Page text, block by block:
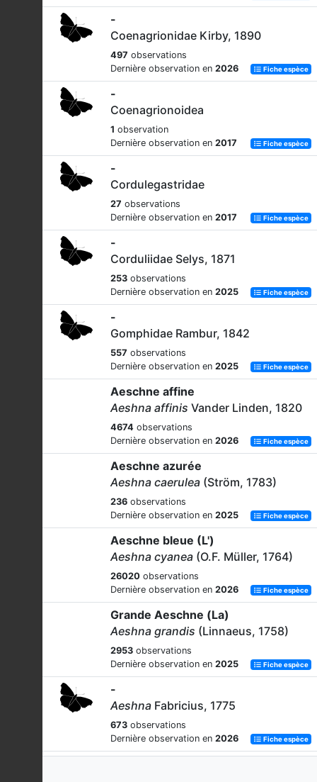
-
Coenagrionidae Kirby, 1890
497 observations
Dernière observation en 2026 Fiche espèce
-
Coenagrionoidea
1 observation
Dernière observation en 2017 Fiche espèce
-
Cordulegastridae
27 observations
Dernière observation en 2017 Fiche espèce
-
Corduliidae Selys, 1871
253 observations
Dernière observation en 2025 Fiche espèce
-
Gomphidae Rambur, 1842
557 observations
Dernière observation en 2025 Fiche espèce
Aeschne affine
Aeshna affinis Vander Linden, 1820
4674 observations
Dernière observation en 2026 Fiche espèce
Aeschne azurée
Aeshna caerulea (Ström, 1783)
236 observations
Dernière observation en 2025 Fiche espèce
Aeschne bleue (L')
Aeshna cyanea (O.F. Müller, 1764)
26020 observations
Dernière observation en 2026 Fiche espèce
Grande Aeschne (La)
Aeshna grandis (Linnaeus, 1758)
2953 observations
Dernière observation en 2025 Fiche espèce
-
Aeshna Fabricius, 1775
673 observations
Dernière observation en 2026 Fiche espèce